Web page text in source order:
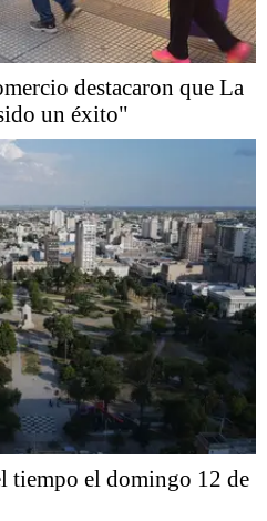
destacaron que La
un éxito"
tiempo el domingo 12 de